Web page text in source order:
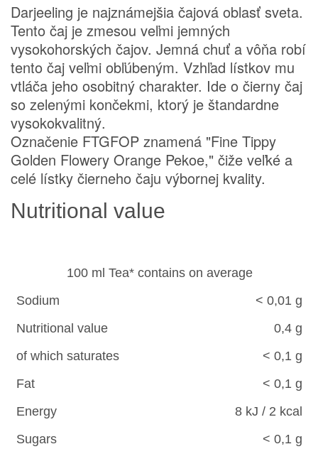
Darjeeling je najznámejšia čajová oblasť sveta.
Tento čaj je zmesou veľmi jemných
vysokohorských čajov. Jemná chuť a vôňa robí
tento čaj veľmi obľúbeným. Vzhľad lístkov mu
vtláča jeho osobitný charakter. Ide o čierny čaj
so zelenými končekmi, ktorý je štandardne
vysokokvalitný.
Označenie FTGFOP znamená "Fine Tippy
Golden Flowery Orange Pekoe," čiže veľké a
celé lístky čierneho čaju výbornej kvality.
Nutritional value
100 ml Tea* contains on average
Sodium
< 0,01 g
Nutritional value
0,4 g
of which saturates
< 0,1 g
Fat
< 0,1 g
Energy
8 kJ / 2 kcal
Sugars
< 0,1 g